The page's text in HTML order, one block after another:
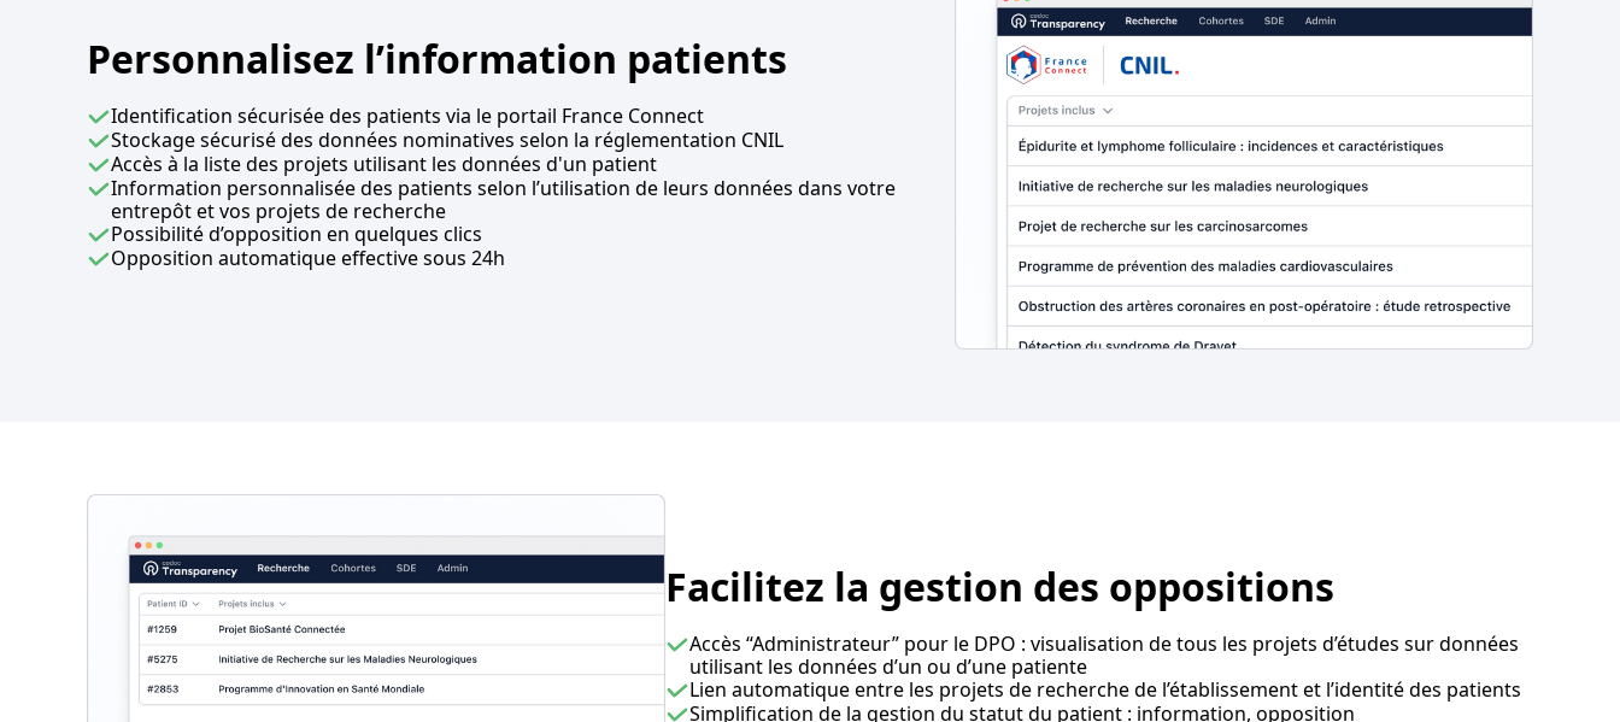
Personnalisez l’information patients
Identification sécurisée des patients via le portail France Connect
Stockage sécurisé des données nominatives selon la réglementation CNIL
Accès à la liste des projets utilisant les données d'un patient
Information personnalisée des patients selon l’utilisation de leurs données dans votre
entrepôt et vos projets de recherche
Possibilité d’opposition en quelques clics
Opposition automatique effective sous 24h
Facilitez la gestion des oppositions
Accès “Administrateur” pour le DPO : visualisation de tous les projets d’études sur données
utilisant les données d’un ou d’une patiente
Lien automatique entre les projets de recherche de l’établissement et l’identité des patients
Simplification de la gestion du statut du patient : information, opposition